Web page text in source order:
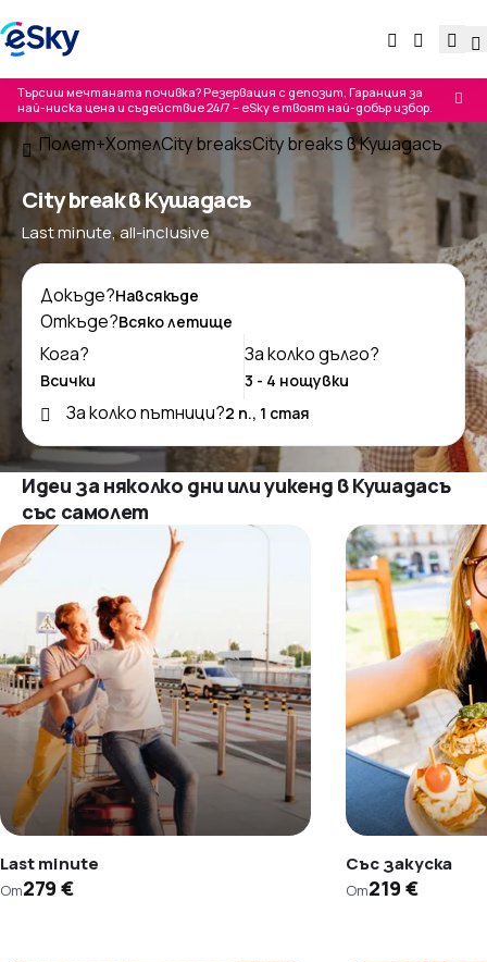
Търсиш мечтаната почивка? Резервация с депозит, Гаранция за
най-ниска цена и съдействие 24/7 – eSky е твоят най-добър избор.
Полет+ХотелCity breaksCity breaks в Кушадасъ
City break в Кушадасъ
Last minute, all-inclusive
Докъде?
Откъде?
Кога?
За колко дълго?
За колко пътници?
Идеи за няколко дни или уикенд в Кушадасъ
със самолет
Last minute
От279 €
Със закуска
От219 €